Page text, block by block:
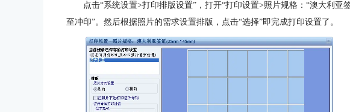
点击“系统设置>打印排版设置”，打开“打印设置>照片规格：“澳大利亚
至冲印”。然后根据照片的需求设置排版，点击“选择”即完成打印设置了。